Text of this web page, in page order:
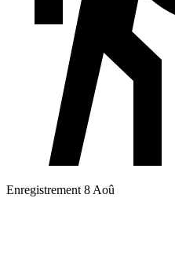
Enregistrement 8 Aoû